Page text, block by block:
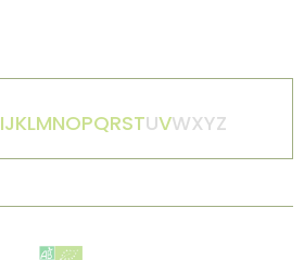
IJKLMNOPQRSTUVWXYZ